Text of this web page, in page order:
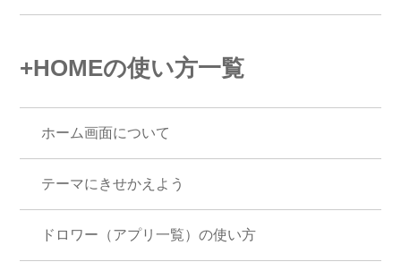
+HOMEの使い方一覧
ホーム画面について
テーマにきせかえよう
ドロワー（アプリ一覧）の使い方